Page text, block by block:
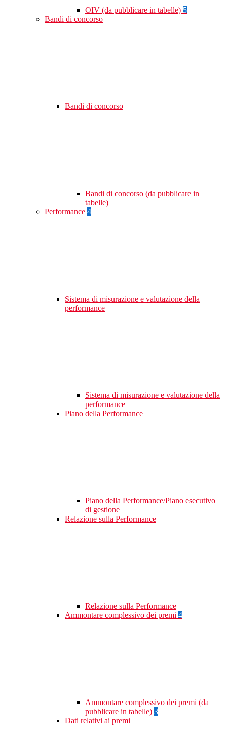
OIV (da pubblicare in tabelle) 5
Bandi di concorso
Bandi di concorso
Bandi di concorso (da pubblicare in
tabelle)
Performance 4
Sistema di misurazione e valutazione della
performance
Sistema di misurazione e valutazione della
performance
Piano della Performance
Piano della Performance/Piano esecutivo
di gestione
Relazione sulla Performance
Relazione sulla Performance
Ammontare complessivo dei premi 4
Ammontare complessivo dei premi (da
pubblicare in tabelle) 3
Dati relativi ai premi